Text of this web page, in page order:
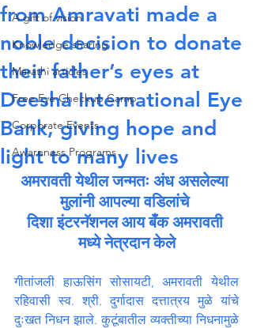
A gift of vision
Knowledge sharing
Marathi articles
Free Eye Checkup Camp
Corporate Events
Awareness Programs
from Amravati made a
noble decision to donate
their father’s eyes at
Deesha International Eye
Bank, giving hope and
light to many lives
अमरावती येथील जन्मतः अंध असलेल्या
मुलांनी आपल्या वडिलांचे
दिशा इंटरनॅशनल आय बँक अमरावती
मध्ये नेत्रदान केले
गीतांजली हाऊसिंग सोसायटी, अमरावती येथील
रहिवासी स्व. श्री. दुर्गादास दत्तात्रय मुळे यांचे
दुःखत निधन झाले. कुटूंबातील व्यक्तीच्या निधनामुळे